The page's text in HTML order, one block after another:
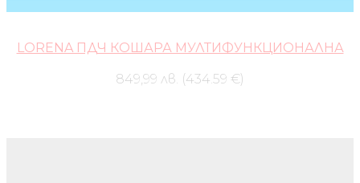
LORENA ПДЧ КОШАРА МУЛТИФУНКЦИОНАЛНА
849,99 лв. (434.59 €)